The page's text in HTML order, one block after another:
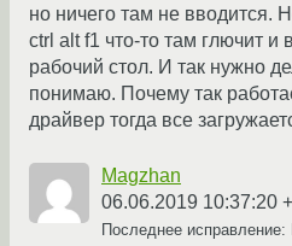
но ничего там не вводится.
ctrl alt f1 что-то там глючит и
рабочий стол. И так нужно
понимаю. Почему так
драйвер тогда все
Magzhan
06.06.2019 10:37:20
Последнее исправление: